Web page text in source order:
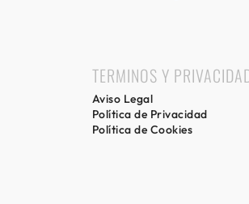
TERMINOS Y
Aviso Legal
Política de Privacidad
Política de Cookies